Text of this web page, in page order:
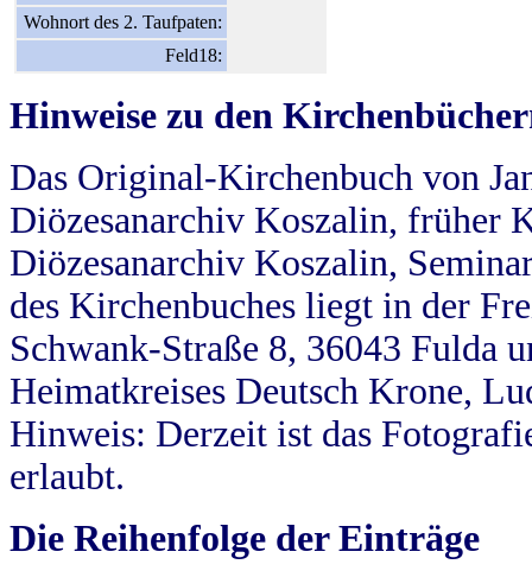
Wohnort des 2. Taufpaten:
Feld18:
Hinweise zu den
Das Original-Kirchenbuch von
Diözesanarchiv Koszalin, früher
Diözesanarchiv Koszalin,
des Kirchenbuches liegt in der
Schwank-Straße 8, 36043 Fulda
Heimatkreises Deutsch Krone,
Hinweis: Derzeit ist das
erlaubt.
Die Reihenfolge der Einträge